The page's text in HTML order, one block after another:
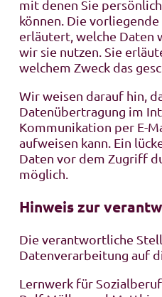
mit denen Sie
können. Die
erläutert, welche Daten
wir sie nutzen. Sie
welchem Zweck das
Wir weisen darauf hin,
Datenübertragung im
Kommunikation per E-
aufweisen kann. Ein
Daten vor dem Zugriff
möglich.
Hinweis zur
Die verantwortliche
Datenverarbeitung auf
Lernwerk für